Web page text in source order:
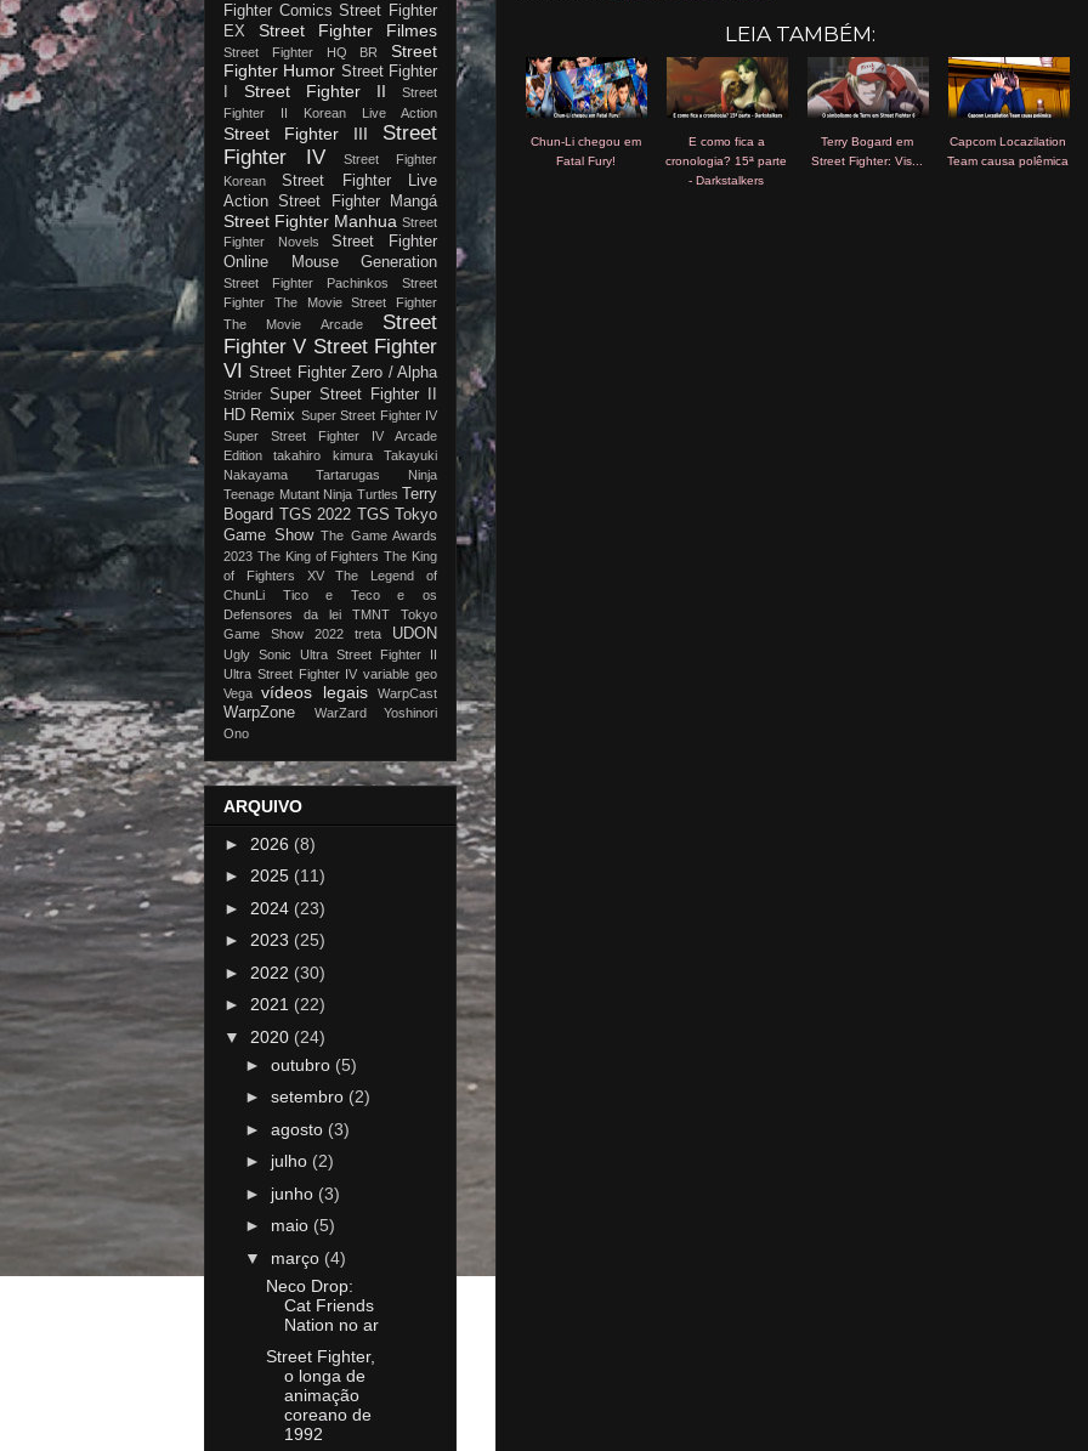
LEIA TAMBÉM:
Chun-Li chegou em
Fatal Fury!
E como fica a
cronologia? 15ª parte
- Darkstalkers
Terry Bogard em
Street Fighter: Vis...
Capcom Locazilation
Team causa polêmica
Fighter Comics Street Fighter
EX
Street Fighter Filmes
Street Fighter HQ BR
Street
Fighter Humor Street Fighter
Street Fighter II
Street
Fighter II Korean Live Action
Street Fighter III
Street
Fighter IV
Street Fighter
Korean
Street Fighter Live
Action Street Fighter Mangá
Street Fighter Manhua Street
Fighter Novels
Street Fighter
Online Mouse Generation
Street Fighter Pachinkos
Street
Fighter The Movie
Street Fighter
The Movie Arcade
Street
Fighter V Street Fighter
VI Street Fighter Zero / Alpha
Strider Super Street Fighter II
HD Remix Super Street Fighter IV
Super Street Fighter IV Arcade
Edition
takahiro kimura
Takayuki
Nakayama
Tartarugas Ninja
Teenage Mutant Ninja Turtles Terry
Bogard TGS 2022 TGS Tokyo
Game Show The Game Awards
2023 The King of Fighters The King
of Fighters XV
The Legend of
ChunLi
Tico e Teco e os
Defensores da lei
TMNT
Tokyo
Game Show 2022
treta UDON
Ugly Sonic
Ultra Street Fighter II
Ultra Street Fighter IV variable geo
Vega
vídeos legais WarpCast
WarpZone WarZard
Yoshinori
Ono
ARQUIVO
► 2026 (8)
► 2025 (11)
► 2024 (23)
► 2023 (25)
► 2022 (30)
► 2021 (22)
▼ 2020 (24)
► outubro (5)
► setembro (2)
► agosto (3)
► julho (2)
► junho (3)
► maio (5)
▼ março (4)
Neco Drop:
Cat Friends
Nation no ar
Street Fighter,
o longa de
animação
coreano de
1992